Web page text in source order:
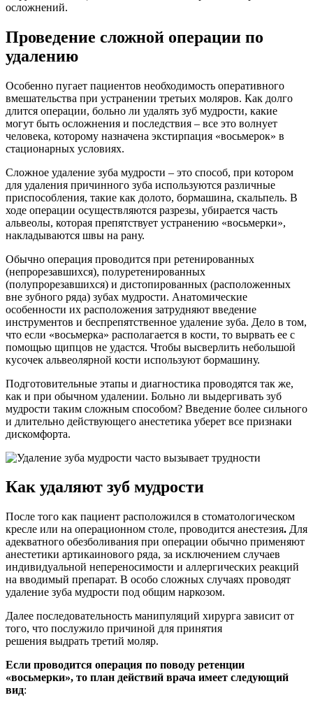
осложнений.
Проведение сложной операции по
удалению
Особенно пугает пациентов необходимость оперативного
вмешательства при устранении третьих моляров. Как долго
длится операции, больно ли удалять зуб мудрости, какие
могут быть осложнения и последствия – все это волнует
человека, которому назначена экстирпация «восьмерок» в
стационарных условиях.
Сложное удаление зуба мудрости – это способ, при котором
для удаления причинного зуба используются различные
приспособления, такие как долото, бормашина, скальпель. В
ходе операции осуществляются разрезы, убирается часть
альвеолы, которая препятствует устранению «восьмерки»,
накладываются швы на рану.
Обычно операция проводится при ретенированных
(непрорезавшихся), полуретенированных
(полупрорезавшихся) и дистопированных (расположенных
вне зубного ряда) зубах мудрости. Анатомические
особенности их расположения затрудняют введение
инструментов и беспрепятственное удаление зуба. Дело в том,
что если «восьмерка» располагается в кости, то вырвать ее с
помощью щипцов не удастся. Чтобы высверлить небольшой
кусочек альвеолярной кости используют бормашину.
Подготовительные этапы и диагностика проводятся так же,
как и при обычном удалении. Больно ли выдергивать зуб
мудрости таким сложным способом? Введение более сильного
и длительно действующего анестетика уберет все признаки
дискомфорта.
Как удаляют зуб мудрости
После того как пациент расположился в стоматологическом
кресле или на операционном столе, проводится анестезия. Для
адекватного обезболивания при операции обычно применяют
анестетики артикаинового ряда, за исключением случаев
индивидуальной непереносимости и аллергических реакций
на вводимый препарат. В особо сложных случаях проводят
удаление зуба мудрости под общим наркозом.
Далее последовательность манипуляций хирурга зависит от
того, что послужило причиной для принятия
решения выдрать третий моляр.
Если проводится операция по поводу ретенции
«восьмерки», то план действий врача имеет следующий
вид: